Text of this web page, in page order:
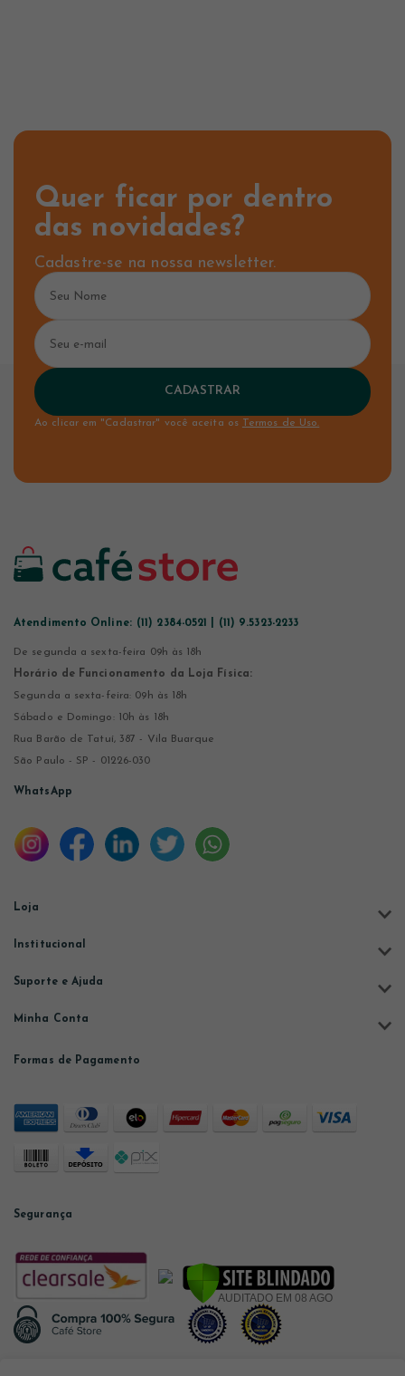
Quer ficar por dentro
das novidades?
Cadastre-se na nossa newsletter.
CADASTRAR
Ao clicar em "Cadastrar" você aceita os Termos de Uso.
Atendimento Online: (11) 2384-0521 | (11) 9.5323-2233
De segunda a sexta-feira 09h às 18h
Horário de Funcionamento da Loja Física:
Segunda a sexta-feira: 09h às 18h
Sábado e Domingo: 10h às 18h
Rua Barão de Tatuí, 387 - Vila Buarque
São Paulo - SP - 01226-030
WhatsApp
Loja
Institucional
Suporte e Ajuda
Minha Conta
Formas de Pagamento
Segurança